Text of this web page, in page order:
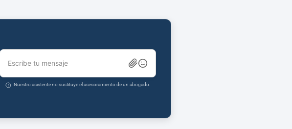
Escribe tu mensaje
Nuestro asistente no sustituye el asesoramiento de un abogado.